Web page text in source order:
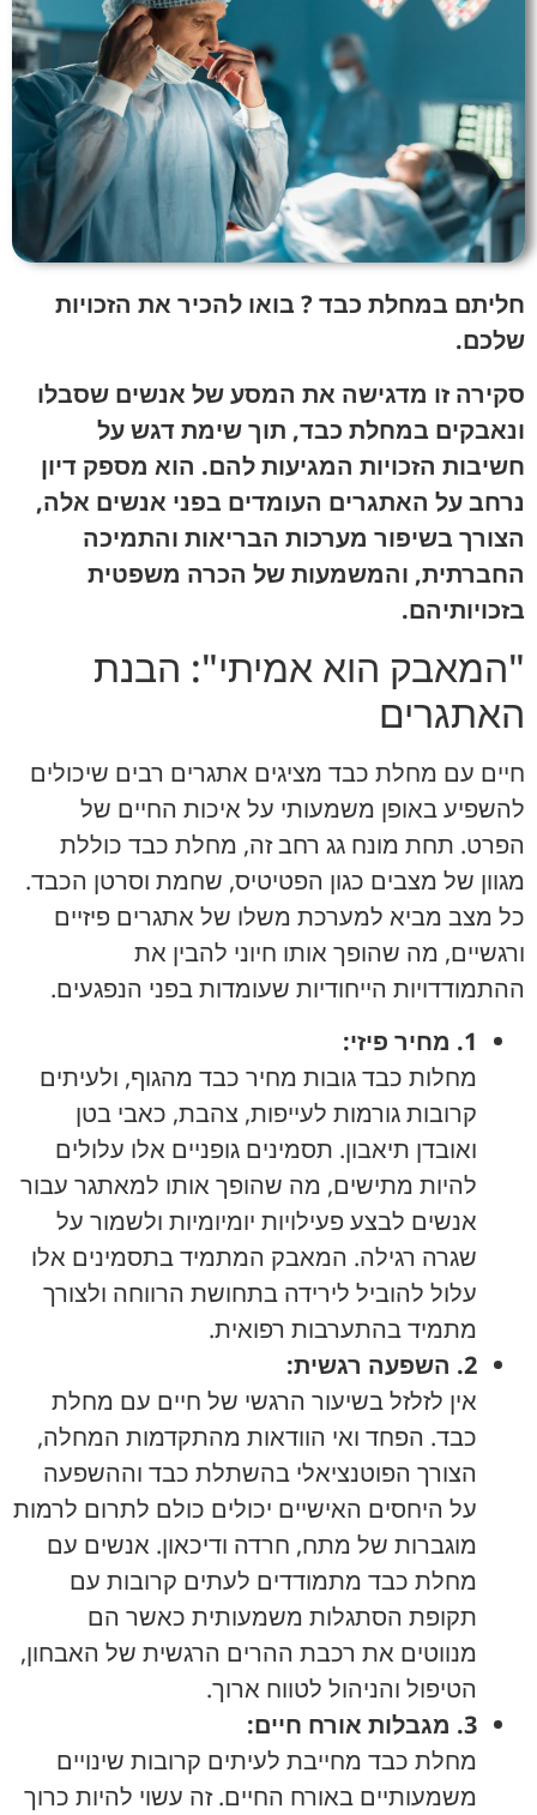
חליתם במחלת כבד ? בואו להכיר את הזכויות
שלכם.
סקירה זו מדגישה את המסע של אנשים שסבלו
ונאבקים במחלת כבד, תוך שימת דגש על
חשיבות הזכויות המגיעות להם. הוא מספק דיון
נרחב על האתגרים העומדים בפני אנשים אלה,
הצורך בשיפור מערכות הבריאות והתמיכה
החברתית, והמשמעות של הכרה משפטית
בזכויותיהם.
"המאבק הוא אמיתי": הבנת
האתגרים
חיים עם מחלת כבד מציגים אתגרים רבים שיכולים
להשפיע באופן משמעותי על איכות החיים של
הפרט. תחת מונח גג רחב זה, מחלת כבד כוללת
מגוון של מצבים כגון הפטיטיס, שחמת וסרטן הכבד.
כל מצב מביא למערכת משלו של אתגרים פיזיים
ורגשיים, מה שהופך אותו חיוני להבין את
ההתמודדויות הייחודיות שעומדות בפני הנפגעים.
1. מחיר פיזי:
מחלות כבד גובות מחיר כבד מהגוף, ולעיתים
קרובות גורמות לעייפות, צהבת, כאבי בטן
ואובדן תיאבון. תסמינים גופניים אלו עלולים
להיות מתישים, מה שהופך אותו למאתגר עבור
אנשים לבצע פעילויות יומיומיות ולשמור על
שגרה רגילה. המאבק המתמיד בתסמינים אלו
עלול להוביל לירידה בתחושת הרווחה ולצורך
מתמיד בהתערבות רפואית.
2. השפעה רגשית:
אין לזלזל בשיעור הרגשי של חיים עם מחלת
כבד. הפחד ואי הוודאות מהתקדמות המחלה,
הצורך הפוטנציאלי בהשתלת כבד וההשפעה
על היחסים האישיים יכולים כולם לתרום לרמות
מוגברות של מתח, חרדה ודיכאון. אנשים עם
מחלת כבד מתמודדים לעתים קרובות עם
תקופת הסתגלות משמעותית כאשר הם
מנווטים את רכבת ההרים הרגשית של האבחון,
הטיפול והניהול לטווח ארוך.
3. מגבלות אורח חיים:
מחלת כבד מחייבת לעיתים קרובות שינויים
משמעותיים באורח החיים. זה עשוי להיות כרוך
format_underlined הוסף קו תחתון לקישורים
לאפס
את
כל
האפשרויות
cached